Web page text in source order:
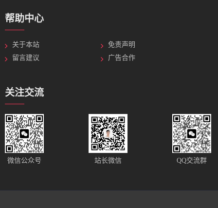
帮助中心
关于本站
免责声明
留言建议
广告合作
关注交流
微信公众号 站长微信 QQ交流群